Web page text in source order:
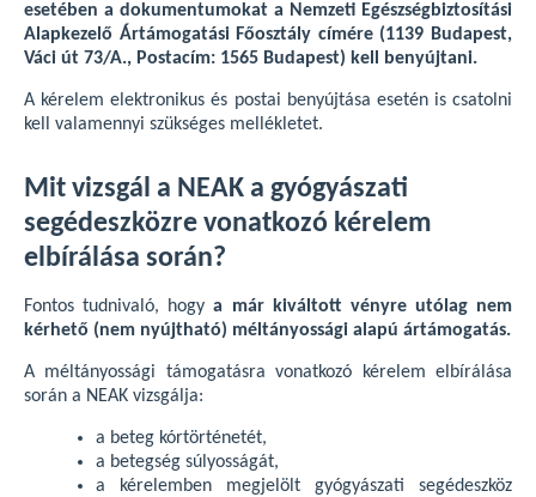
esetében a dokumentumokat a Nemzeti Egészségbiztosítási
Alapkezelő Ártámogatási Főosztály címére (1139 Budapest,
Váci út 73/A., Postacím: 1565 Budapest) kell benyújtani.
A kérelem elektronikus és postai benyújtása esetén is csatolni
kell valamennyi szükséges mellékletet.
Mit vizsgál a NEAK a gyógyászati
segédeszközre vonatkozó kérelem
elbírálása során?
Fontos tudnivaló, hogya már kiváltott vényre utólag nem
kérhető (nem nyújtható) méltányossági alapú ártámogatás.
A méltányossági támogatásra vonatkozó kérelem elbírálása
során a NEAK vizsgálja:
a beteg kórtörténetét,
a betegség súlyosságát,
a kérelemben megjelölt gyógyászati segédeszköz